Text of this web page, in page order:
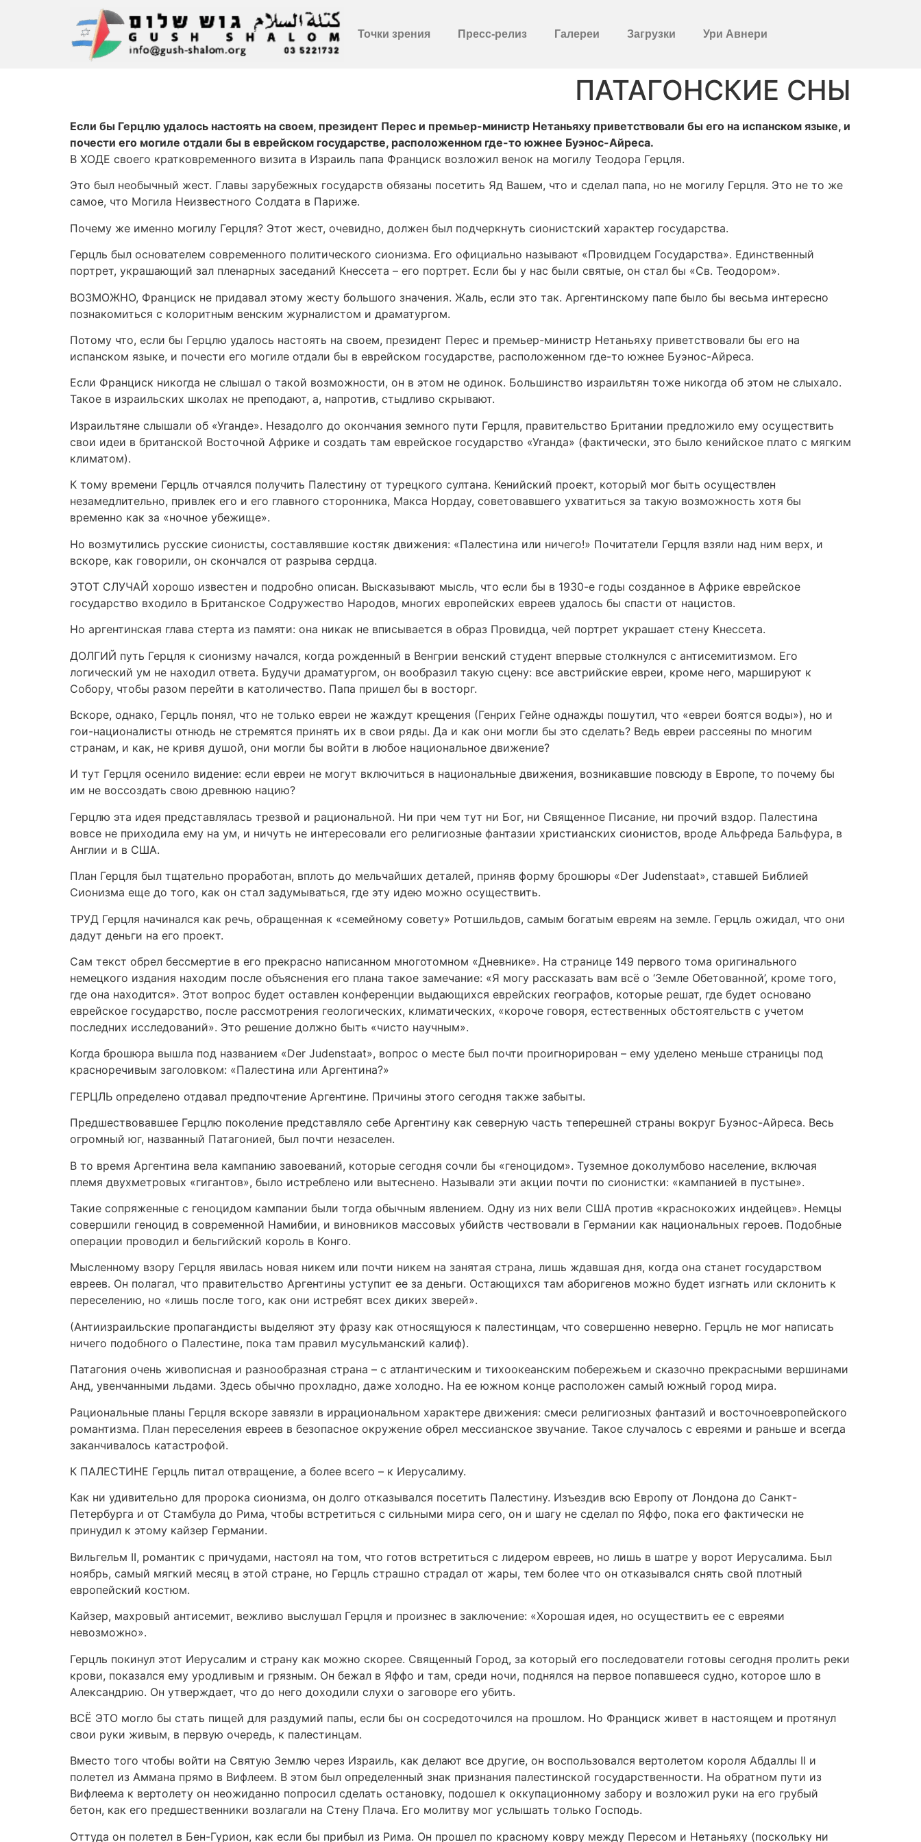
Ури Авнери
Загрузки
Галереи
Пресс-релиз
Точки зрения
ПАТАГОНСКИЕ СНЫ
Если бы Герцлю удалось настоять на своем, президент Перес и премьер-министр Нетаньяху приветствовали бы его на испанском языке, и
почести его могиле отдали бы в еврейском государстве, расположенном где-то южнее Буэнос-Айреса.
В ХОДЕ своего кратковременного визита в Израиль папа Франциск возложил венок на могилу Теодора Герцля.
Это был необычный жест. Главы зарубежных государств обязаны посетить Яд Вашем, что и сделал папа, но не могилу Герцля. Это не то же
самое, что Могила Неизвестного Солдата в Париже.
Почему же именно могилу Герцля? Этот жест, очевидно, должен был подчеркнуть сионистский характер государства.
Герцль был основателем современного политического сионизма. Его официально называют «Провидцем Государства». Единственный
портрет, украшающий зал пленарных заседаний Кнессета – его портрет. Если бы у нас были святые, он стал бы «Св. Теодором».
ВОЗМОЖНО, Франциск не придавал этому жесту большого значения. Жаль, если это так. Аргентинскому папе было бы весьма интересно
познакомиться с колоритным венским журналистом и драматургом.
Потому что, если бы Герцлю удалось настоять на своем, президент Перес и премьер-министр Нетаньяху приветствовали бы его на
испанском языке, и почести его могиле отдали бы в еврейском государстве, расположенном где-то южнее Буэнос-Айреса.
Если Франциск никогда не слышал о такой возможности, он в этом не одинок. Большинство израильтян тоже никогда об этом не слыхало.
Такое в израильских школах не преподают, а, напротив, стыдливо скрывают.
Израильтяне слышали об «Уганде». Незадолго до окончания земного пути Герцля, правительство Британии предложило ему осуществить
свои идеи в британской Восточной Африке и создать там еврейское государство «Уганда» (фактически, это было кенийское плато с мягким
климатом).
К тому времени Герцль отчаялся получить Палестину от турецкого султана. Кенийский проект, который мог быть осуществлен
незамедлительно, привлек его и его главного сторонника, Макса Нордау, советовавшего ухватиться за такую возможность хотя бы
временно как за «ночное убежище».
Но возмутились русские сионисты, составлявшие костяк движения: «Палестина или ничего!» Почитатели Герцля взяли над ним верх, и
вскоре, как говорили, он скончался от разрыва сердца.
ЭТОТ СЛУЧАЙ хорошо известен и подробно описан. Высказывают мысль, что если бы в 1930-е годы созданное в Африке еврейское
государство входило в Британское Содружество Народов, многих европейских евреев удалось бы спасти от нацистов.
Но аргентинская глава стерта из памяти: она никак не вписывается в образ Провидца, чей портрет украшает стену Кнессета.
ДОЛГИЙ путь Герцля к сионизму начался, когда рожденный в Венгрии венский студент впервые столкнулся с антисемитизмом. Его
логический ум не находил ответа. Будучи драматургом, он вообразил такую сцену: все австрийские евреи, кроме него, маршируют к
Собору, чтобы разом перейти в католичество. Папа пришел бы в восторг.
Вскоре, однако, Герцль понял, что не только евреи не жаждут крещения (Генрих Гейне однажды пошутил, что «евреи боятся воды»), но и
гои-националисты отнюдь не стремятся принять их в свои ряды. Да и как они могли бы это сделать? Ведь евреи рассеяны по многим
странам, и как, не кривя душой, они могли бы войти в любое национальное движение?
И тут Герцля осенило видение: если евреи не могут включиться в национальные движения, возникавшие повсюду в Европе, то почему бы
им не воссоздать свою древнюю нацию?
Герцлю эта идея представлялась трезвой и рациональной. Ни при чем тут ни Бог, ни Священное Писание, ни прочий вздор. Палестина
вовсе не приходила ему на ум, и ничуть не интересовали его религиозные фантазии христианских сионистов, вроде Альфреда Бальфура, в
Англии и в США.
План Герцля был тщательно проработан, вплоть до мельчайших деталей, приняв форму брошюры «Der Judenstaat», ставшей Библией
Сионизма еще до того, как он стал задумываться, где эту идею можно осуществить.
ТРУД Герцля начинался как речь, обращенная к «семейному совету» Ротшильдов, самым богатым евреям на земле. Герцль ожидал, что они
дадут деньги на его проект.
Сам текст обрел бессмертие в его прекрасно написанном многотомном «Дневнике». На странице 149 первого тома оригинального
немецкого издания находим после объяснения его плана такое замечание: «Я могу рассказать вам всё о ‘Земле Обетованной’, кроме того,
где она находится». Этот вопрос будет оставлен конференции выдающихся еврейских географов, которые решат, где будет основано
еврейское государство, после рассмотрения геологических, климатических, «короче говоря, естественных обстоятельств с учетом
последних исследований». Это решение должно быть «чисто научным».
Когда брошюра вышла под названием «Der Judenstaat», вопрос о месте был почти проигнорирован – ему уделено меньше страницы под
красноречивым заголовком: «Палестина или Аргентина?»
ГЕРЦЛЬ определено отдавал предпочтение Аргентине. Причины этого сегодня также забыты.
Предшествовавшее Герцлю поколение представляло себе Аргентину как северную часть теперешней страны вокруг Буэнос-Айреса. Весь
огромный юг, названный Патагонией, был почти незаселен.
В то время Аргентина вела кампанию завоеваний, которые сегодня сочли бы «геноцидом». Туземное доколумбово население, включая
племя двухметровых «гигантов», было истреблено или вытеснено. Называли эти акции почти по сионистки: «кампанией в пустыне».
Такие сопряженные с геноцидом кампании были тогда обычным явлением. Одну из них вели США против «краснокожих индейцев». Немцы
совершили геноцид в современной Намибии, и виновников массовых убийств чествовали в Германии как национальных героев. Подобные
операции проводил и бельгийский король в Конго.
Мысленному взору Герцля явилась новая никем или почти никем на занятая страна, лишь ждавшая дня, когда она станет государством
евреев. Он полагал, что правительство Аргентины уступит ее за деньги. Остающихся там аборигенов можно будет изгнать или склонить к
переселению, но «лишь после того, как они истребят всех диких зверей».
(Антиизраильские пропагандисты выделяют эту фразу как относящуюся к палестинцам, что совершенно неверно. Герцль не мог написать
ничего подобного о Палестине, пока там правил мусульманский калиф).
Патагония очень живописная и разнообразная страна – с атлантическим и тихоокеанским побережьем и сказочно прекрасными вершинами
Анд, увенчанными льдами. Здесь обычно прохладно, даже холодно. На ее южном конце расположен самый южный город мира.
Рациональные планы Герцля вскоре завязли в иррациональном характере движения: смеси религиозных фантазий и восточноевропейского
романтизма. План переселения евреев в безопасное окружение обрел мессианское звучание. Такое случалось с евреями и раньше и всегда
заканчивалось катастрофой.
К ПАЛЕСТИНЕ Герцль питал отвращение, а более всего – к Иерусалиму.
Как ни удивительно для пророка сионизма, он долго отказывался посетить Палестину. Изъездив всю Европу от Лондона до Санкт-
Петербурга и от Стамбула до Рима, чтобы встретиться с сильными мира сего, он и шагу не сделал по Яффо, пока его фактически не
принудил к этому кайзер Германии.
Вильгельм II, романтик с причудами, настоял на том, что готов встретиться с лидером евреев, но лишь в шатре у ворот Иерусалима. Был
ноябрь, самый мягкий месяц в этой стране, но Герцль страшно страдал от жары, тем более что он отказывался снять свой плотный
европейский костюм.
Кайзер, махровый антисемит, вежливо выслушал Герцля и произнес в заключение: «Хорошая идея, но осуществить ее с евреями
невозможно».
Герцль покинул этот Иерусалим и страну как можно скорее. Священный Город, за который его последователи готовы сегодня пролить реки
крови, показался ему уродливым и грязным. Он бежал в Яффо и там, среди ночи, поднялся на первое попавшееся судно, которое шло в
Александрию. Он утверждает, что до него доходили слухи о заговоре его убить.
ВСЁ ЭТО могло бы стать пищей для раздумий папы, если бы он сосредоточился на прошлом. Но Франциск живет в настоящем и протянул
свои руки живым, в первую очередь, к палестинцам.
Вместо того чтобы войти на Святую Землю через Израиль, как делают все другие, он воспользовался вертолетом короля Абдаллы II и
полетел из Аммана прямо в Вифлеем. В этом был определенный знак признания палестинской государственности. На обратном пути из
Вифлеема к вертолету он неожиданно попросил сделать остановку, подошел к оккупационному забору и возложил руки на его грубый
бетон, как его предшественники возлагали на Стену Плача. Его молитву мог услышать только Господь.
Оттуда он полетел в Бен-Гурион, как если бы прибыл из Рима. Он прошел по красному ковру между Пересом и Нетаньяху (поскольку ни